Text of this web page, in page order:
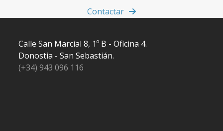
Contactar
Calle San Marcial 8, 1º B - Oficina 4.
Donostia - San Sebastián.
(+34) 943 096 116